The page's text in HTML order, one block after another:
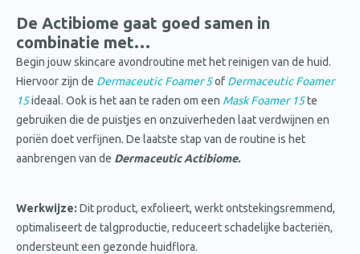
De Actibiome gaat goed samen in
combinatie met…
Begin jouw skincare avondroutine met het reinigen van de huid.
Hiervoor zijn de Dermaceutic Foamer 5of Dermaceutic Foamer
15ideaal. Ook is het aan te raden om een Mask Foamer 15te
gebruiken die de puistjes en onzuiverheden laat verdwijnen en
poriën doet verfijnen. De laatste stap van de routine is het
aanbrengen van de Dermaceutic Actibiome.
Werkwijze: Dit product, exfolieert, werkt ontstekingsremmend,
optimaliseert de talgproductie, reduceert schadelijke bacteriën,
ondersteunt een gezonde huidflora.